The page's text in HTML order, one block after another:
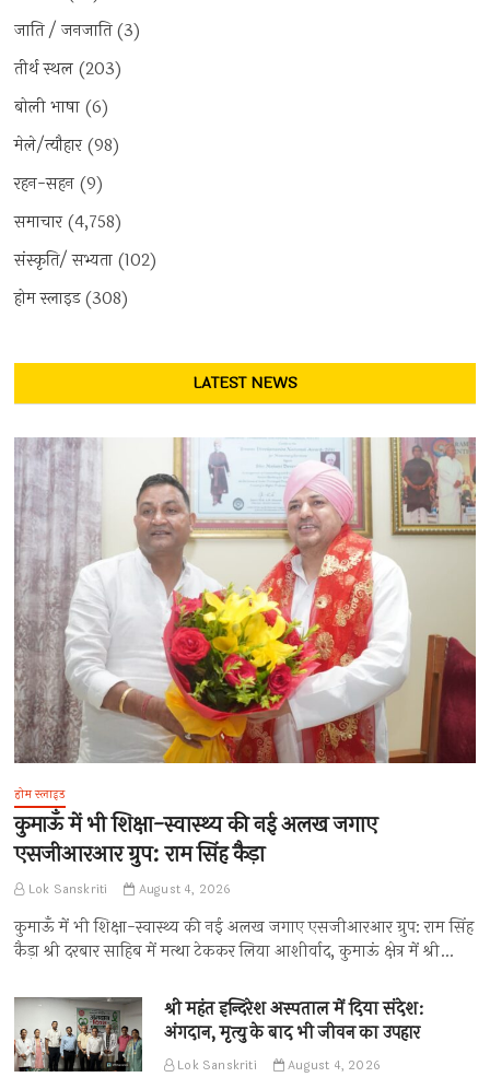
जाति / जनजाति(3)
तीर्थ स्थल (203)
बोली भाषा (6)
मेले/त्यौहार(98)
रहन-सहन (9)
समाचार(4,758)
संस्कृति/ सभ्यता (102)
होम स्लाइड(308)
LATEST NEWS
होम स्लाइड
कुमाऊँ में भी शिक्षा-स्वास्थ्य की नई अलख जगाए
एसजीआरआर ग्रुप: राम सिंह कैड़ा
Lok Sanskriti August 4, 2026
कुमाऊँ में भी शिक्षा-स्वास्थ्य की नई अलख जगाए एसजीआरआर ग्रुप: राम सिंह
कैड़ा श्री दरबार साहिब में मत्था टेककर लिया आशीर्वाद, कुमाऊं क्षेत्र में श्री…
श्री महंत इन्दिरेश अस्पताल में दिया संदेश:
अंगदान, मृत्यु के बाद भी जीवन का उपहार
Lok Sanskriti August 4, 2026